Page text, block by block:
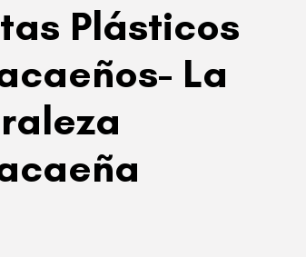
Plásticos
La